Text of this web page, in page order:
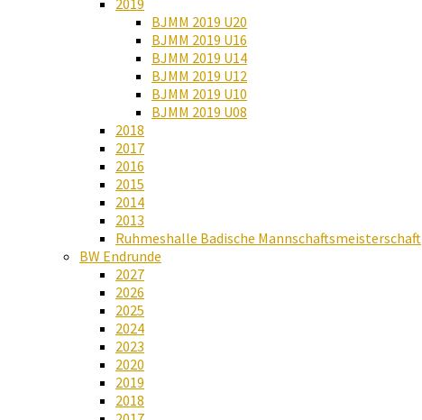
2019
BJMM 2019 U20
BJMM 2019 U16
BJMM 2019 U14
BJMM 2019 U12
BJMM 2019 U10
BJMM 2019 U08
2018
2017
2016
2015
2014
2013
Ruhmeshalle Badische Mannschaftsmeisterschaft
BW Endrunde
2027
2026
2025
2024
2023
2020
2019
2018